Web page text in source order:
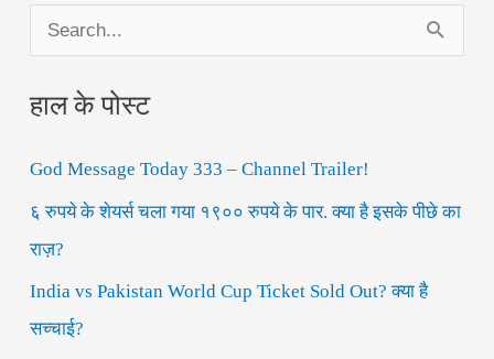
e
a
c
h
f
o
r
हाल के पोस्ट
God Message Today 333 – Channel Trailer!
६ रुपये के शेयर्स चला गया १९०० रुपये के पार. क्या है इसके पीछे का
राज़?
India vs Pakistan World Cup Ticket Sold Out? क्या है
सच्चाई?